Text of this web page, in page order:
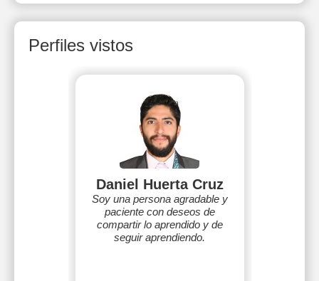
Perfiles vistos
Daniel Huerta Cruz
Soy una persona agradable y
paciente con deseos de
compartir lo aprendido y de
seguir aprendiendo.